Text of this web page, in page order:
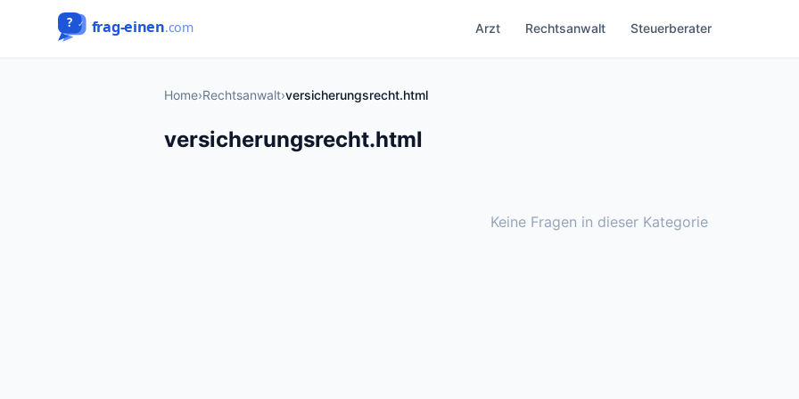
Arzt Rechtsanwalt Steuerberater
Home›Rechtsanwalt›versicherungsrecht.html
versicherungsrecht.html
Keine Fragen in dieser Kategorie